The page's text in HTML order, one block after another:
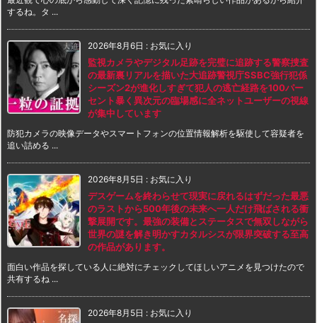
するね。タ ...
2026年8月6日 : お気に入り
監視カメラやデジタル足跡を完璧に追跡する警察捜査
の最新裏リアルを描いた大追跡警視庁SSBC強行犯係
シーズン2が進化しすぎて犯人の逃亡経路を100パー
セント暴く異次元の臨場感に全ネットユーザーの視線
が集中しています
防犯カメラの映像データやスマートフォンの位置情報解析を駆使して容疑者を
追い詰める ...
2026年8月5日 : お気に入り
デスゲームを終わらせて現実に戻れるはずだった最悪
のラストから500年後の未来へ一人だけ飛ばされる衝
撃展開です。最強の装備とステータスで無双しながら
世界の謎を解き明かすカタルシスが限界突破する至高
の作品があります。
面白い作品を探している人に絶対にチェックしてほしいアニメを見つけたので
共有するね ...
2026年8月5日 : お気に入り